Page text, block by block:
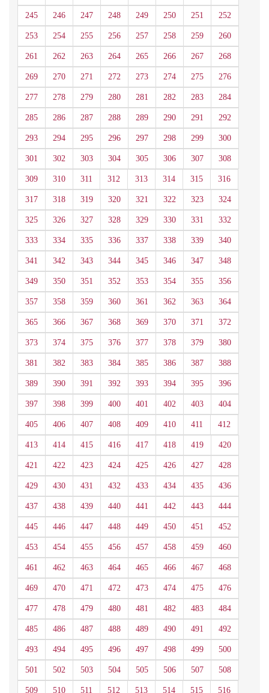
245 246 247 248 249 250 251 252
253 254 255 256 257 258 259 260
261 262 263 264 265 266 267 268
269 270 271 272 273 274 275 276
277 278 279 280 281 282 283 284
285 286 287 288 289 290 291 292
293 294 295 296 297 298 299 300
301 302 303 304 305 306 307 308
309 310 311 312 313 314 315 316
317 318 319 320 321 322 323 324
325 326 327 328 329 330 331 332
333 334 335 336 337 338 339 340
341 342 343 344 345 346 347 348
349 350 351 352 353 354 355 356
357 358 359 360 361 362 363 364
365 366 367 368 369 370 371 372
373 374 375 376 377 378 379 380
381 382 383 384 385 386 387 388
389 390 391 392 393 394 395 396
397 398 399 400 401 402 403 404
405 406 407 408 409 410 411 412
413 414 415 416 417 418 419 420
421 422 423 424 425 426 427 428
429 430 431 432 433 434 435 436
437 438 439 440 441 442 443 444
445 446 447 448 449 450 451 452
453 454 455 456 457 458 459 460
461 462 463 464 465 466 467 468
469 470 471 472 473 474 475 476
477 478 479 480 481 482 483 484
485 486 487 488 489 490 491 492
493 494 495 496 497 498 499 500
501 502 503 504 505 506 507 508
509 510 511 512 513 514 515 516